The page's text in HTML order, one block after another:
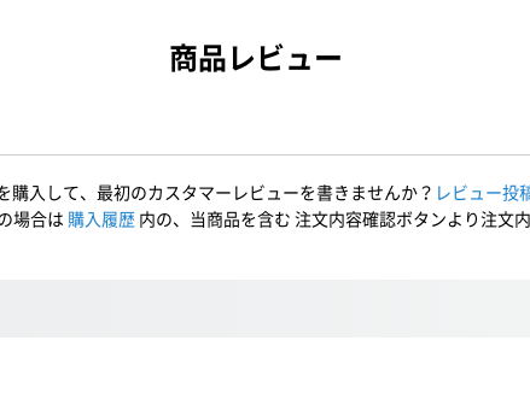
商品レビュー
入して、最初のカスタマーレビューを書きませんか？ レビュー投
場合は 購入履歴 内の、当商品を含む 注文内容確認ボタンより注文